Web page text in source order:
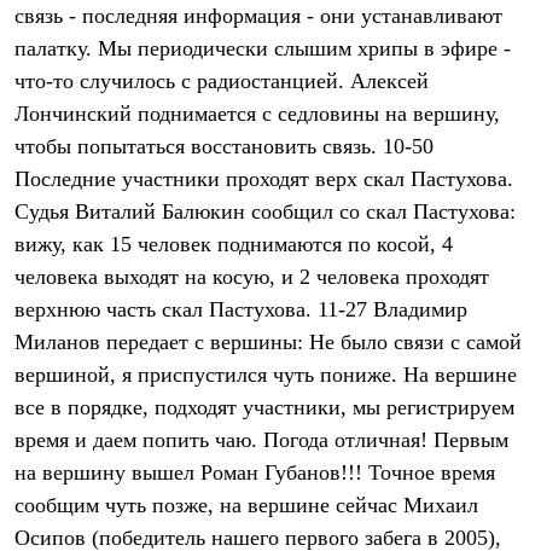
Футболки
Брюки
Термобелье
Теплое термобелье
Среднее термобелье
Легкое термобелье
Флисовая одежда
Брюки
Детская одежда
Комбинезоны
Куртки
Брюки
Утепленная синтетикой
Комбинезоны
Куртки
Лёгкая одежда
Футболки
Толстовки
Брюки
Софтшелл одежда
связь - последняя информация - они устанавливают
палатку. Мы периодически слышим хрипы в эфире -
что-то случилось с радиостанцией. Алексей
Лончинский поднимается с седловины на вершину,
чтобы попытаться восстановить связь. 10-50
Последние участники проходят верх скал Пастухова.
Судья Виталий Балюкин сообщил со скал Пастухова:
вижу, как 15 человек поднимаются по косой, 4
человека выходят на косую, и 2 человека проходят
верхнюю часть скал Пастухова. 11-27 Владимир
Миланов передает с вершины: Не было связи с самой
вершиной, я приспустился чуть пониже. На вершине
все в порядке, подходят участники, мы регистрируем
время и даем попить чаю. Погода отличная! Первым
на вершину вышел Роман Губанов!!! Точное время
сообщим чуть позже, на вершине сейчас Михаил
Осипов (победитель нашего первого забега в 2005),